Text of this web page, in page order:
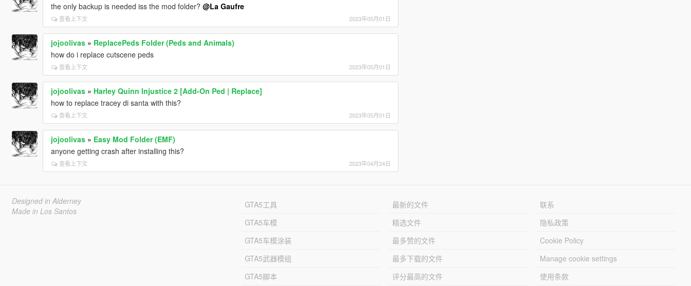
the only backup is needed iss the mod folder? @La Gaufre
查看上下文 2023年05月01日
jojoolivas» ReplacePeds Folder (Peds and Animals)
how do i replace cutscene peds
查看上下文 2023年05月01日
jojoolivas» Harley Quinn Injustice 2 [Add-On Ped | Replace]
how to replace tracey di santa with this?
查看上下文 2023年05月01日
jojoolivas» Easy Mod Folder (EMF)
anyone getting crash after installing this?
查看上下文 2023年04月24日
Designed in Alderney
Made in Los Santos
GTA5工具
GTA5车模
GTA5车模涂装
GTA5武器模组
GTA5脚本
最新的文件
精选文件
最多赞的文件
最多下载的文件
评分最高的文件
联系
隐私政策
Cookie Policy
Manage cookie settings
使用条款